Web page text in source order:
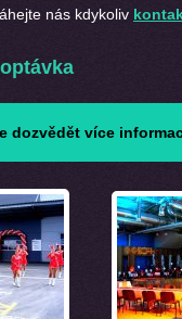
nás kdykoliv
dozvědět více